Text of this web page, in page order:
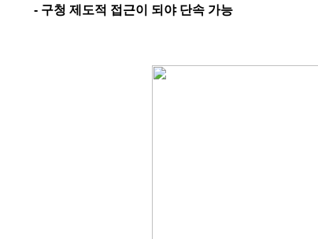
- 구청 제도적 접근이 되야 단속 가능